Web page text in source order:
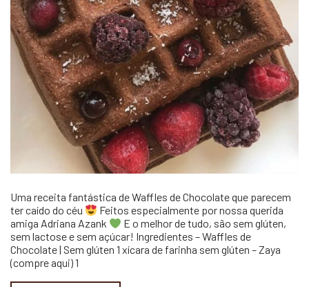
Uma receita fantástica de Waffles de Chocolate que parecem
ter caído do céu
Feitos especialmente por nossa querida
amiga Adriana Azank
E o melhor de tudo, são sem glúten,
sem lactose e sem açúcar! Ingredientes – Waffles de
Chocolate | Sem glúten 1 xícara de farinha sem glúten – Zaya
(compre aqui) 1